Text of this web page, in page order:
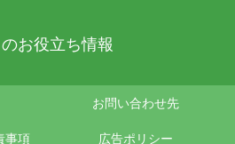
お役立ち情報
お問い合わせ先
事項 広告ポリシー